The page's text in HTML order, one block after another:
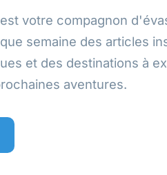
votre compagnon
semaine des articles
et des destinations à
aventures.